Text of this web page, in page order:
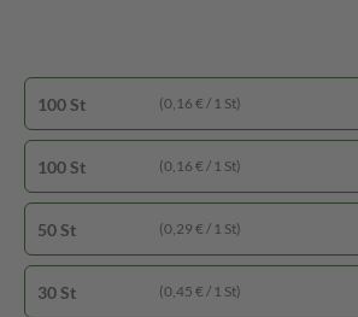
100 St (0,16 € / 1 St)
100 St (0,16 € / 1 St)
50 St (0,29 € / 1 St)
30 St (0,45 € / 1 St)